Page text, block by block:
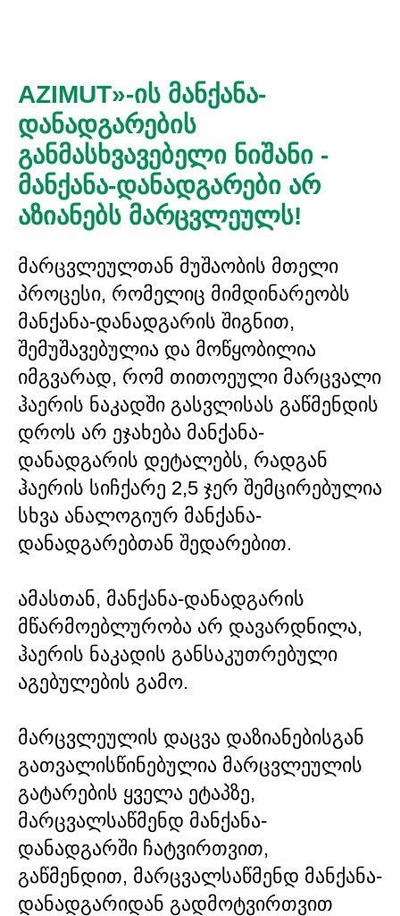
AZIMUT»-ის მანქანა-
დანადგარების
განმასხვავებელი ნიშანი -
მანქანა-დანადგარები არ
აზიანებს მარცვლეულს!
მარცვლეულთან მუშაობის მთელი
პროცესი, რომელიც მიმდინარეობს
მანქანა-დანადგარის შიგნით,
შემუშავებულია და მოწყობილია
იმგვარად, რომ თითოეული მარცვალი
ჰაერის ნაკადში გასვლისას გაწმენდის
დროს არ ეჯახება მანქანა-
დანადგარის დეტალებს, რადგან
ჰაერის სიჩქარე 2,5 ჯერ შემცირებულია
სხვა ანალოგიურ მანქანა-
დანადგარებთან შედარებით.
ამასთან, მანქანა-დანადგარის
მწარმოებლურობა არ დავარდნილა,
ჰაერის ნაკადის განსაკუთრებული
აგებულების გამო.
მარცვლეულის დაცვა დაზიანებისგან
გათვალისწინებულია მარცვლეულის
გატარების ყველა ეტაპზე,
მარცვალსაწმენდ მანქანა-
დანადგარში ჩატვირთვით,
გაწმენდით, მარცვალსაწმენდ მანქანა-
დანადგარიდან გადმოტვირთვით